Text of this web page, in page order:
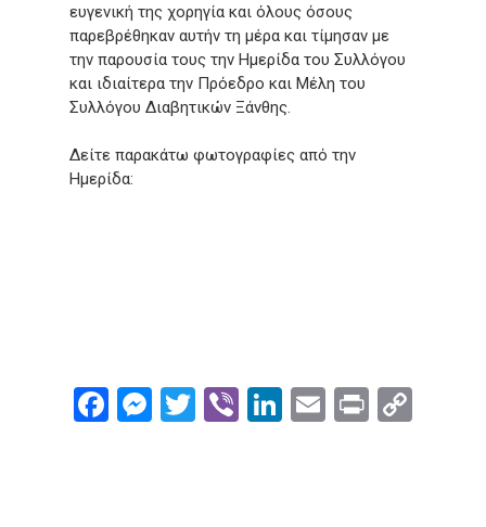
ευγενική της χορηγία και όλους όσους
παρεβρέθηκαν αυτήν τη μέρα και τίμησαν με
την παρουσία τους την Ημερίδα του Συλλόγου
και ιδιαίτερα την Πρόεδρο και Μέλη του
Συλλόγου Διαβητικών Ξάνθης.
Δείτε παρακάτω φωτογραφίες από την
Ημερίδα:
Facebook
Messenger
Twitter
ViberLinkedIn
Email
Print